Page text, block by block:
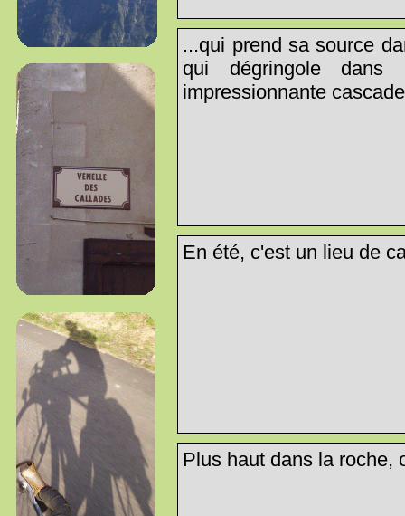
...qui prend sa source
qui dégringole
impressionnante
En été, c'est un lieu de
Plus haut dans la roche,